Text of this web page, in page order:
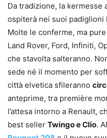
Da tradizione, la kermesse
ospiterà nei suoi padiglioni
Molte le conferme, ma
Land Rover, Ford, Infiniti,
che stavolta salteranno.
sede né il momento per
città elvetica sfileranno
anteprime, tra première
l’attesa intorno a Renault,
best seller Twingo e Clio.